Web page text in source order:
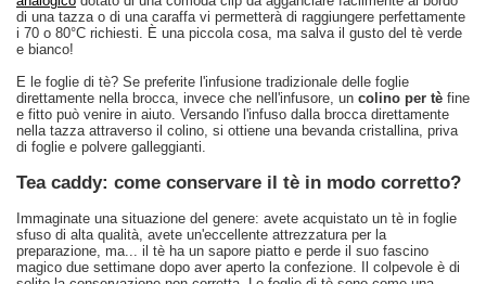
di una tazza o di una caraffa vi permetterà di raggiungere perfettamente
i 70 o 80°C richiesti. È una piccola cosa, ma salva il gusto del tè verde
e bianco!
E le foglie di tè? Se preferite l'infusione tradizionale delle foglie
direttamente nella brocca, invece che nell'infusore, un colino per tè fine
e fitto può venire in aiuto. Versando l'infuso dalla brocca direttamente
nella tazza attraverso il colino, si ottiene una bevanda cristallina, priva
di foglie e polvere galleggianti.
Tea caddy: come conservare il tè in modo corretto?
Immaginate una situazione del genere: avete acquistato un tè in foglie
sfuso di alta qualità, avete un'eccellente attrezzatura per la
preparazione, ma... il tè ha un sapore piatto e perde il suo fascino
magico due settimane dopo aver aperto la confezione. Il colpevole è di